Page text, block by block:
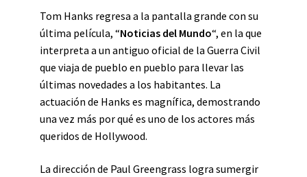
Tom Hanks regresa a la pantalla grande con su
última película, “Noticias del Mundo“, en la que
interpreta a un antiguo oficial de la Guerra Civil
que viaja de pueblo en pueblo para llevar las
últimas novedades a los habitantes. La
actuación de Hanks es magnífica, demostrando
una vez más por qué es uno de los actores más
queridos de Hollywood.
La dirección de Paul Greengrass logra sumergir